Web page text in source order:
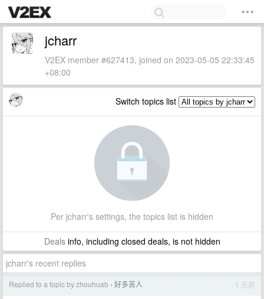
jcharr
V2EX member #627413, joined on 2023-05-05 22:33:45
+08:00
Switch topics list
Per jcharr's settings, the topics list is hidden
Dealsinfo, including closed deals, is not hidden
jcharr's recent replies
Replied to a topic by zhouhuab › 好多苦人 1 天前